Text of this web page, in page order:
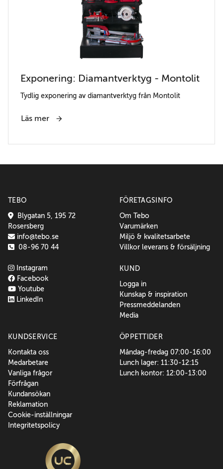
Exponering: Diamantverktyg - Montolit
Tydlig exponering av diamantverktyg från Montolit
Läs mer
TEBO
Blygatan 5, 195 72
Rosersberg
info@tebo.se
08-96 70 44
Instagram
Facebook
Youtube
LinkedIn
FÖRETAGSINFO
Om Tebo
Varumärken
Miljö & kvalitetsarbete
Villkor leverans & försäljning
KUND
Logga in
Kunskap & inspiration
Pressmeddelanden
Media
KUNDSERVICE
Kontakta oss
Medarbetare
Vanliga frågor
Förfrågan
Kundansökan
Reklamation
Cookie-inställningar
Integritetspolicy
ÖPPETTIDER
Måndag-fredag 07:00-16:00
Lunch lager: 11:30-12:15
Lunch kontor: 12:00-13:00